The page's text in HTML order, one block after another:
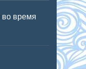
во время